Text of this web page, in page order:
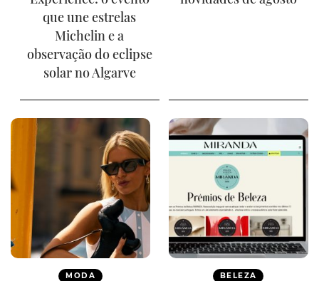
que une estrelas
Michelin e a
observação do eclipse
solar no Algarve
MODA BELEZA